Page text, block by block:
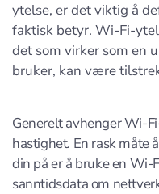
ytelse, er det viktig å
faktisk betyr. Wi-Fi-
det som virker som en
bruker, kan være
Generelt avhenger Wi-
hastighet. En rask måte
din på er å bruke en Wi-
sanntidsdata om